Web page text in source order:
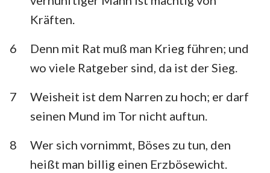
Habakuk Zephanja
Maleachi
Kräften.
6
Denn mit Rat muß man Krieg führen; und
wo viele Ratgeber sind, da ist der Sieg.
7
Weisheit ist dem Narren zu hoch; er darf
seinen Mund im Tor nicht auftun.
8
Wer sich vornimmt, Böses zu tun, den
heißt man billig einen Erzbösewicht.